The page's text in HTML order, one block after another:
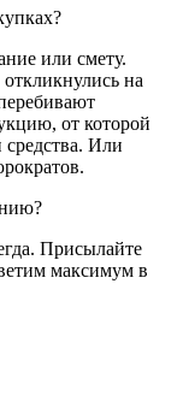
или смету.
на
от которой
средства. Или
Присылайте
максимум в